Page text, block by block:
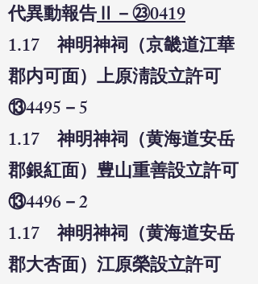
代異動報告Ⅱ－㉓0419
1.17 神明神祠（京畿道江華
郡内可面）上原淸設立許可
⑬4495－5
1.17 神明神祠（黄海道安岳
郡銀紅面）豊山重善設立許可
⑬4496－2
1.17 神明神祠（黄海道安岳
郡大杏面）江原榮設立許可